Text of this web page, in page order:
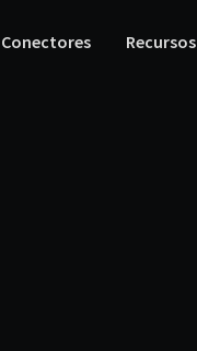
Conectores Recursos